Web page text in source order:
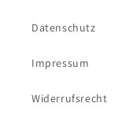
Datenschutz
Impressum
Widerrufsrecht